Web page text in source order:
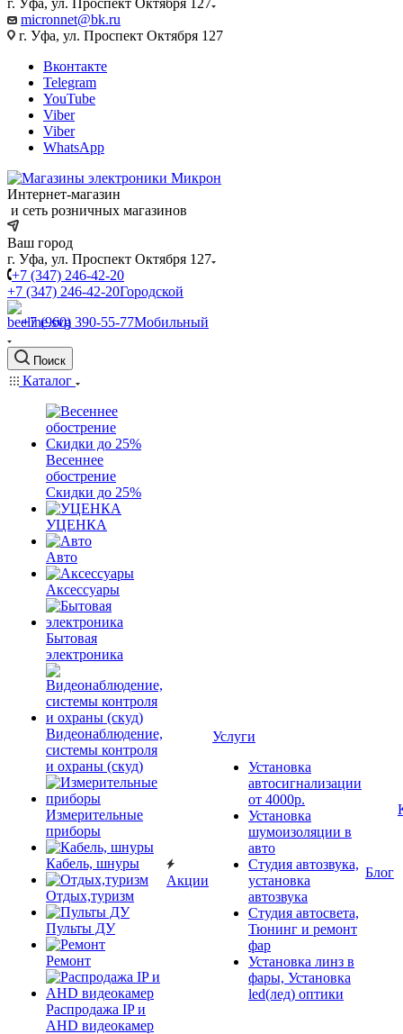
г. Уфа, ул. Проспект Октября 127
micronnet@bk.ru
г. Уфа, ул. Проспект Октября 127
Вконтакте
Telegram
YouTube
Viber
Viber
WhatsApp
Интернет-магазин
и сеть розничных магазинов
Ваш город
г. Уфа, ул. Проспект Октября 127
+7 (347) 246-42-20
+7 (347) 246-42-20Городской
+7 (960) 390-55-77Мобильный
Поиск
Каталог
Весеннее
обострение
Скидки до 25%
УЦЕНКА
Авто
Аксессуары
Бытовая
электроника
Видеонаблюдение,
системы контроля
и охраны (скуд)
Измерительные
приборы
Кабель, шнуры
Отдых,туризм
Пульты ДУ
Ремонт
Распродажа IP и
AHD видеокамер
Акции
Услуги
Установка
автосигнализации
от 4000р.
Установка
шумоизоляции в
авто
Студия автозвука,
установка
автозвука
Студия автосвета,
Тюнинг и ремонт
фар
Установка линз в
фары, Установка
led(лед) оптики
Блог